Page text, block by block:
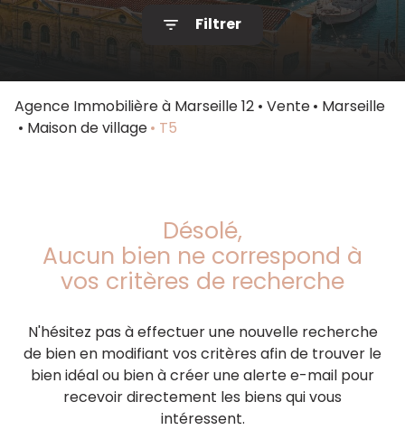
Notre
Contact
Filtrer
Agence Immobilière à Marseille 12 Vente
Marseille
Maison de village
T5
Désolé,
Aucun bien ne correspond à
vos critères de recherche
N'hésitez pas à effectuer une nouvelle recherche
de bien en modifiant vos critères afin de trouver le
bien idéal ou bien à créer une alerte e-mail pour
recevoir directement les biens qui vous
intéressent.